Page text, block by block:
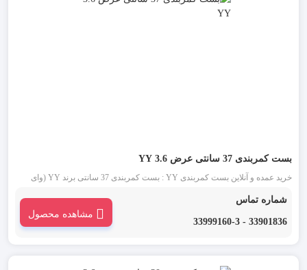
بست کمربندی 37 سانتی عرض 3.6 YY
خرید عمده و آنلاین بست کمربندی YY : بست کمربندی 37 سانتی برند YY (وای
از بست کمربندی پلاستیکی در دو رنگ بست کمربندی سفید یا بی رنگ و بست
شماره تماس
33901836 - 33999160-3
مشاهده محصول